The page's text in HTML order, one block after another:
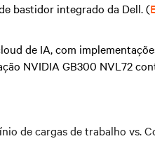
bastidor integrado da Dell. (
de IA, com
NVIDIA GB300 NVL72
de cargas de trabalho vs.